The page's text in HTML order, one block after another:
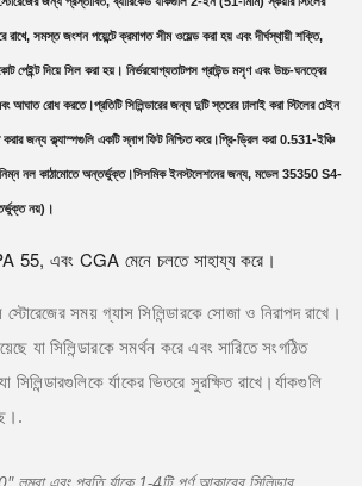
রাখে, সমস্ত জংশন পয়েন্টে ক্রমাগত সীম ওয়েল্ড করা হয় এবং দীর্ঘস্থায়ী শক্তি,
পেইন্ট দিয়ে সিল করা হয়। নির্ভরযোগ্যতাটপস গ্রাউন্ড মসৃণ এবং উচ্চ-ঘনত্বের
রোধ করতে।প্রতিটি সিলিন্ডারের জন্য দুটি স্তরের ঢালাই করা স্টিলের চেইন
করার জন্য ক্ল্যাস্পগুলি একটি স্নাগ ফিট নিশ্চিত করে।প্রি-ড্রিল করা 0.531-ইঞ্চি
নিম্ন নল কাঠামোতে অন্তর্ভুক্ত।সিসমিক ইনস্টলেশনের জন্য, মডেল 35350 S4-
নয়)।
এবং CGA মেনে চলতে সাহায্য করে।
স্টোরেজের সময় গ্যাস সিলিন্ডারকে সোজা ও নিরাপদ রাখে।
যা সিলিন্ডারকে সমর্থন করে এবং সারিতে সংগঠিত
সিলিন্ডারগুলিকে র্যাকের ভিতরে সুরক্ষিত রাখে।র্যাকগুলি
.